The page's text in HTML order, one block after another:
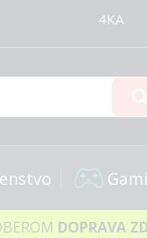
4KA
DOPRAVA